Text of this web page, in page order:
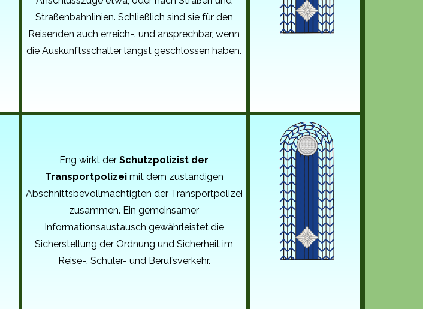
Straßenbahnlinien. Schließlich sind sie für den
Reisenden auch erreich-. und ansprechbar, wenn
die Auskunftsschalter längst geschlossen haben.
Eng wirkt derSchutzpolizist der
Transportpolizeimit dem zuständigen
Abschnittsbevollmächtigten der Transportpolizei
zusammen. Ein gemeinsamer
Informationsaustausch gewährleistet die
Sicherstellung der Ordnung und Sicherheit im
Reise-. Schüler- und Berufsverkehr.